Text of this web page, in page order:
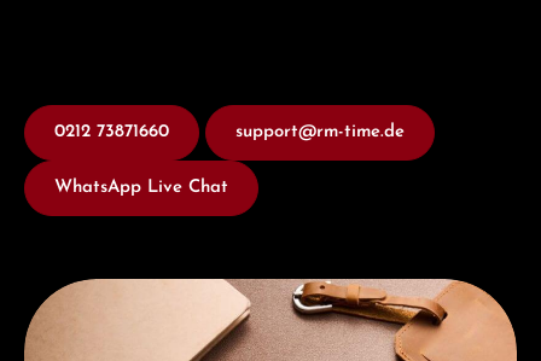
0212 73871660 support@rm-time.de
WhatsApp Live Chat
Entdecken Sie Union Glashütte